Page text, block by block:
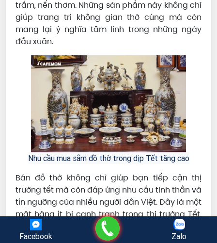
trầm, nến thơm. Những sản phẩm này không chỉ
giúp trang trí không gian thờ cúng mà còn
mang lại ý nghĩa tâm linh trong những ngày
đầu xuân.
Nhu cầu mua sắm đồ thờ trong dịp Tết tăng cao
Bán đồ thờ không chỉ giúp bạn tiếp cận thị
trường tết mà còn đáp ứng nhu cầu tinh thần và
tín ngưỡng của nhiều người dân Việt. Đây là một
mặt hàng ít bị cạnh tranh trong thị trường Tết,
và nếu bạn nhập hàng chất lượng, bạn sẽ dễ
dàng tạo dựng được lòng tin và thu hút khách
Facebook
Gọi điện
Zalo